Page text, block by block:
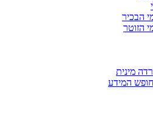
הבכיר
הזוטר
מינית
המידע